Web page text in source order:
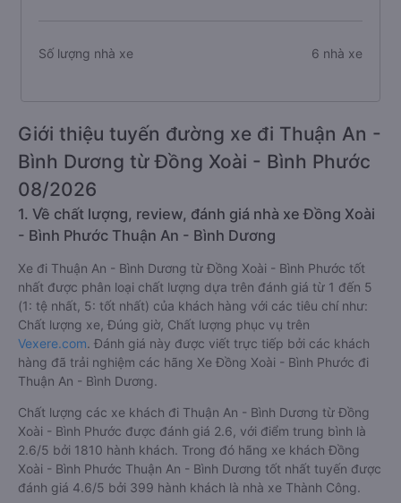
Số lượng nhà xe 6 nhà xe
Giới thiệu tuyến đường xe đi Thuận An -
Bình Dương từ Đồng Xoài - Bình Phước
08/2026
1. Về chất lượng, review, đánh giá nhà xe Đồng Xoài
- Bình Phước Thuận An - Bình Dương
Xe đi Thuận An - Bình Dương từ Đồng Xoài - Bình Phước tốt
nhất được phân loại chất lượng dựa trên đánh giá từ 1 đến 5
(1: tệ nhất, 5: tốt nhất) của khách hàng với các tiêu chí như:
Chất lượng xe, Đúng giờ, Chất lượng phục vụ trên
Vexere.com. Đánh giá này được viết trực tiếp bởi các khách
hàng đã trải nghiệm các hãng Xe Đồng Xoài - Bình Phước đi
Thuận An - Bình Dương.
Chất lượng các xe khách đi Thuận An - Bình Dương từ Đồng
Xoài - Bình Phước được đánh giá 2.6, với điểm trung bình là
2.6/5 bởi 1810 hành khách. Trong đó hãng xe khách Đồng
Xoài - Bình Phước Thuận An - Bình Dương tốt nhất tuyến được
đánh giá 4.6/5 bởi 399 hành khách là nhà xe Thành Công.